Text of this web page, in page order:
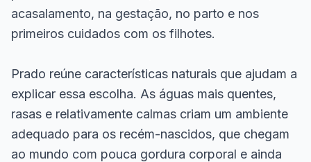
acasalamento, na gestação, no parto e nos
primeiros cuidados com os filhotes.
Prado reúne características naturais que ajudam a
explicar essa escolha. As águas mais quentes,
rasas e relativamente calmas criam um ambiente
adequado para os recém-nascidos, que chegam
ao mundo com pouca gordura corporal e ainda